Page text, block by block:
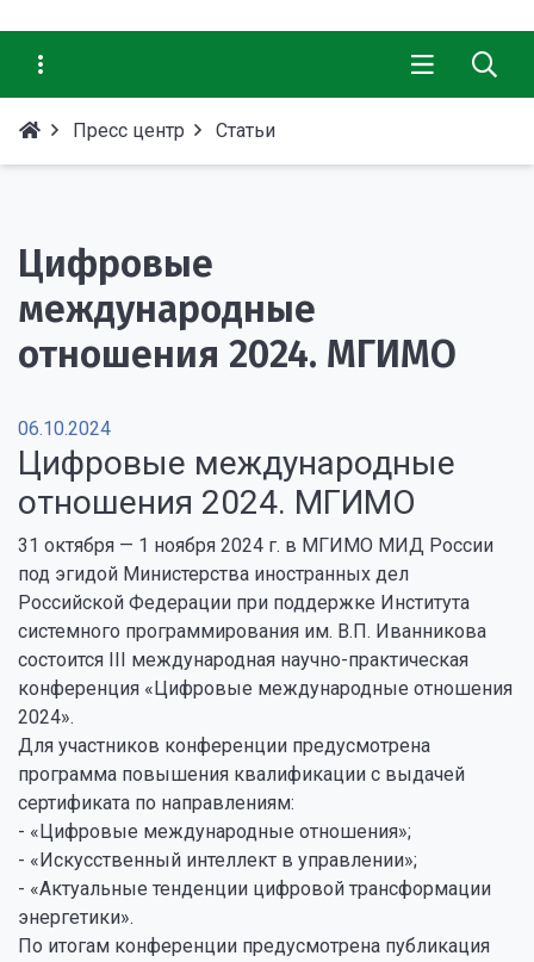
Пресс центр Статьи
Цифровые
международные
отношения 2024. МГИМО
06.10.2024
Цифровые международные
отношения 2024. МГИМО
31 октября — 1 ноября 2024 г. в МГИМО МИД России
под эгидой Министерства иностранных дел
Российской Федерации при поддержке Института
системного программирования им. В.П. Иванникова
состоится III международная научно-практическая
конференция «Цифровые международные отношения
2024».
Для участников конференции предусмотрена
программа повышения квалификации с выдачей
сертификата по направлениям:
- «Цифровые международные отношения»;
- «Искусственный интеллект в управлении»;
- «Актуальные тенденции цифровой трансформации
энергетики».
По итогам конференции предусмотрена публикация